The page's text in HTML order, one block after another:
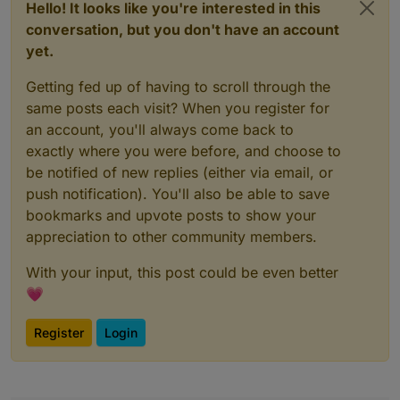
und 100 sorgen dafür, dass das Widget stets aktiv (grün)
dargestellt wird.
einfügen würde, gegenüber dem der Vergleichsoperator
die Darstellung des Widgets als aktiv/inaktiv regelt, oder
(boolean) erforderlich.
Hello! It looks like you're interested in this
conversation, but you don't have an account
yet.
Getting fed up of having to scroll through the
same posts each visit? When you register for
an account, you'll always come back to
exactly where you were before, and choose to
be notified of new replies (either via email, or
push notification). You'll also be able to save
bookmarks and upvote posts to show your
appreciation to other community members.
With your input, this post could be even better
💗
Register Login